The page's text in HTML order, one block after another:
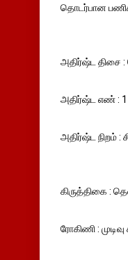
தொடர்பான
அதிர்ஷ்ட திசை
அதிர்ஷ்ட எண் : 1
அதிர்ஷ்ட நிறம் :
கிருத்திகை :
ரோகிணி :